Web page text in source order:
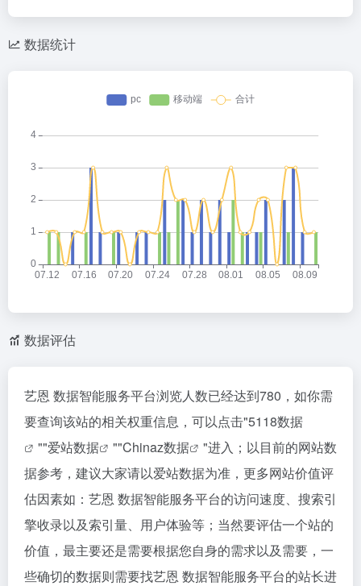
数据统计
数据评估
艺恩 数据智能服务平台浏览人数已经达到780，如你需
要查询该站的相关权重信息，可以点击"5118数据
""爱站数据 ""Chinaz数据
"进入；以目前的网站数
据参考，建议大家请以爱站数据为准，更多网站价值评
估因素如：艺恩 数据智能服务平台的访问速度、搜索引
擎收录以及索引量、用户体验等；当然要评估一个站的
价值，最主要还是需要根据您自身的需求以及需要，一
些确切的数据则需要找艺恩 数据智能服务平台的站长进